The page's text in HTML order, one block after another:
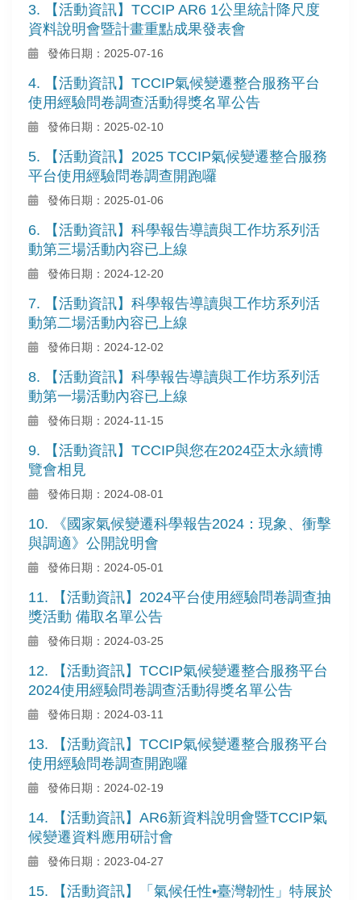
3. 【活動資訊】TCCIP AR6 1公里統計降尺度
資料說明會暨計畫重點成果發表會
發佈日期：2025-07-16
4. 【活動資訊】TCCIP氣候變遷整合服務平台
使用經驗問卷調查活動得獎名單公告
發佈日期：2025-02-10
5. 【活動資訊】2025 TCCIP氣候變遷整合服務
平台使用經驗問卷調查開跑囉
發佈日期：2025-01-06
6. 【活動資訊】科學報告導讀與工作坊系列活
動第三場活動內容已上線
發佈日期：2024-12-20
7. 【活動資訊】科學報告導讀與工作坊系列活
動第二場活動內容已上線
發佈日期：2024-12-02
8. 【活動資訊】科學報告導讀與工作坊系列活
動第一場活動內容已上線
發佈日期：2024-11-15
9. 【活動資訊】TCCIP與您在2024亞太永續博
覽會相見
發佈日期：2024-08-01
10. 《國家氣候變遷科學報告2024：現象、衝擊
與調適》公開說明會
發佈日期：2024-05-01
11. 【活動資訊】2024平台使用經驗問卷調查抽
獎活動 備取名單公告
發佈日期：2024-03-25
12. 【活動資訊】TCCIP氣候變遷整合服務平台
2024使用經驗問卷調查活動得獎名單公告
發佈日期：2024-03-11
13. 【活動資訊】TCCIP氣候變遷整合服務平台
使用經驗問卷調查開跑囉
發佈日期：2024-02-19
14. 【活動資訊】AR6新資料說明會暨TCCIP氣
候變遷資料應用研討會
發佈日期：2023-04-27
15. 【活動資訊】「氣候任性•臺灣韌性」特展於